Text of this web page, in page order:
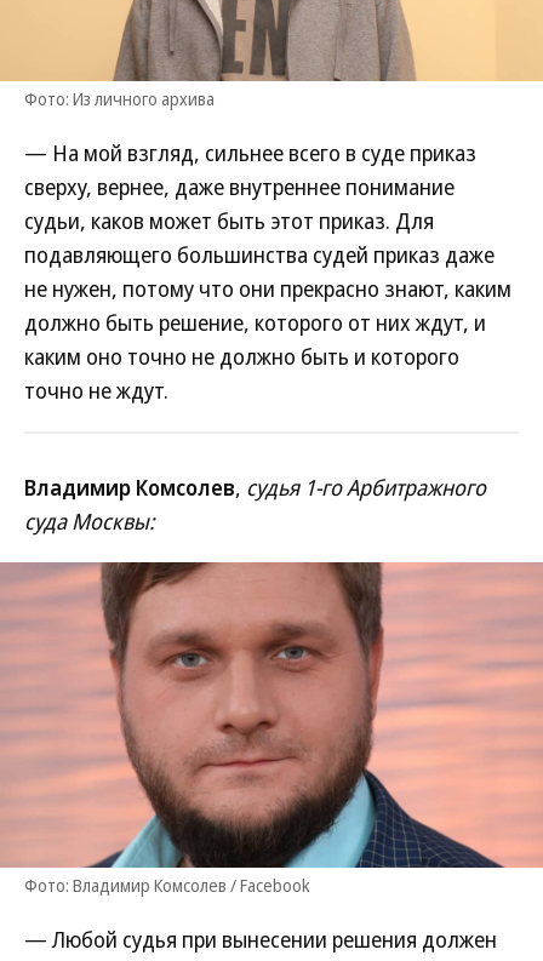
Фото: Из личного архива
— На мой взгляд, сильнее всего в суде приказ
сверху, вернее, даже внутреннее понимание
судьи, каков может быть этот приказ. Для
подавляющего большинства судей приказ даже
не нужен, потому что они прекрасно знают, каким
должно быть решение, которого от них ждут, и
каким оно точно не должно быть и которого
точно не ждут.
Владимир Комсолев, судья 1-го Арбитражного
суда Москвы:
Фото: Владимир Комсолев / Facebook
— Любой судья при вынесении решения должен